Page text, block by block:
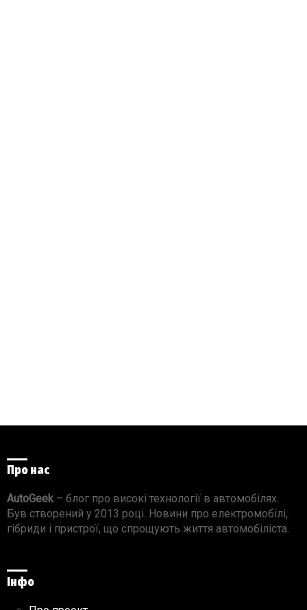
Про нас
AutoGeek– блог про високі технології в автомобілях.
Був створений у 2013 році. Новини про електромобілі,
гібриди і пристрої, що спрощують життя автомобіліста.
Інфо